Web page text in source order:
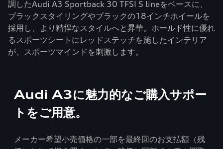
調したAudi A3 Sportback 30 TFSI S lineをベースに、
ブラックスタイリングやブラックの18インチホイールを
採用し、より精悍なスタイルへと昇華。ホールド性に優れ
るスポーツシートにレッドステッチを施したインテリア
が、スポーツマインドを刺激します。
Audi A3に魅力的なご購入サポー
トをご用意。
メーカー希望小売価格の一部を最終回のお支払額（残